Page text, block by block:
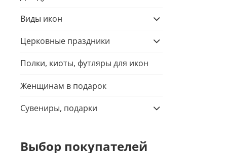
Виды икон
Церковные праздники
Полки, киоты, футляры для икон
Женщинам в подарок
Сувениры, подарки
Выбор покупателей